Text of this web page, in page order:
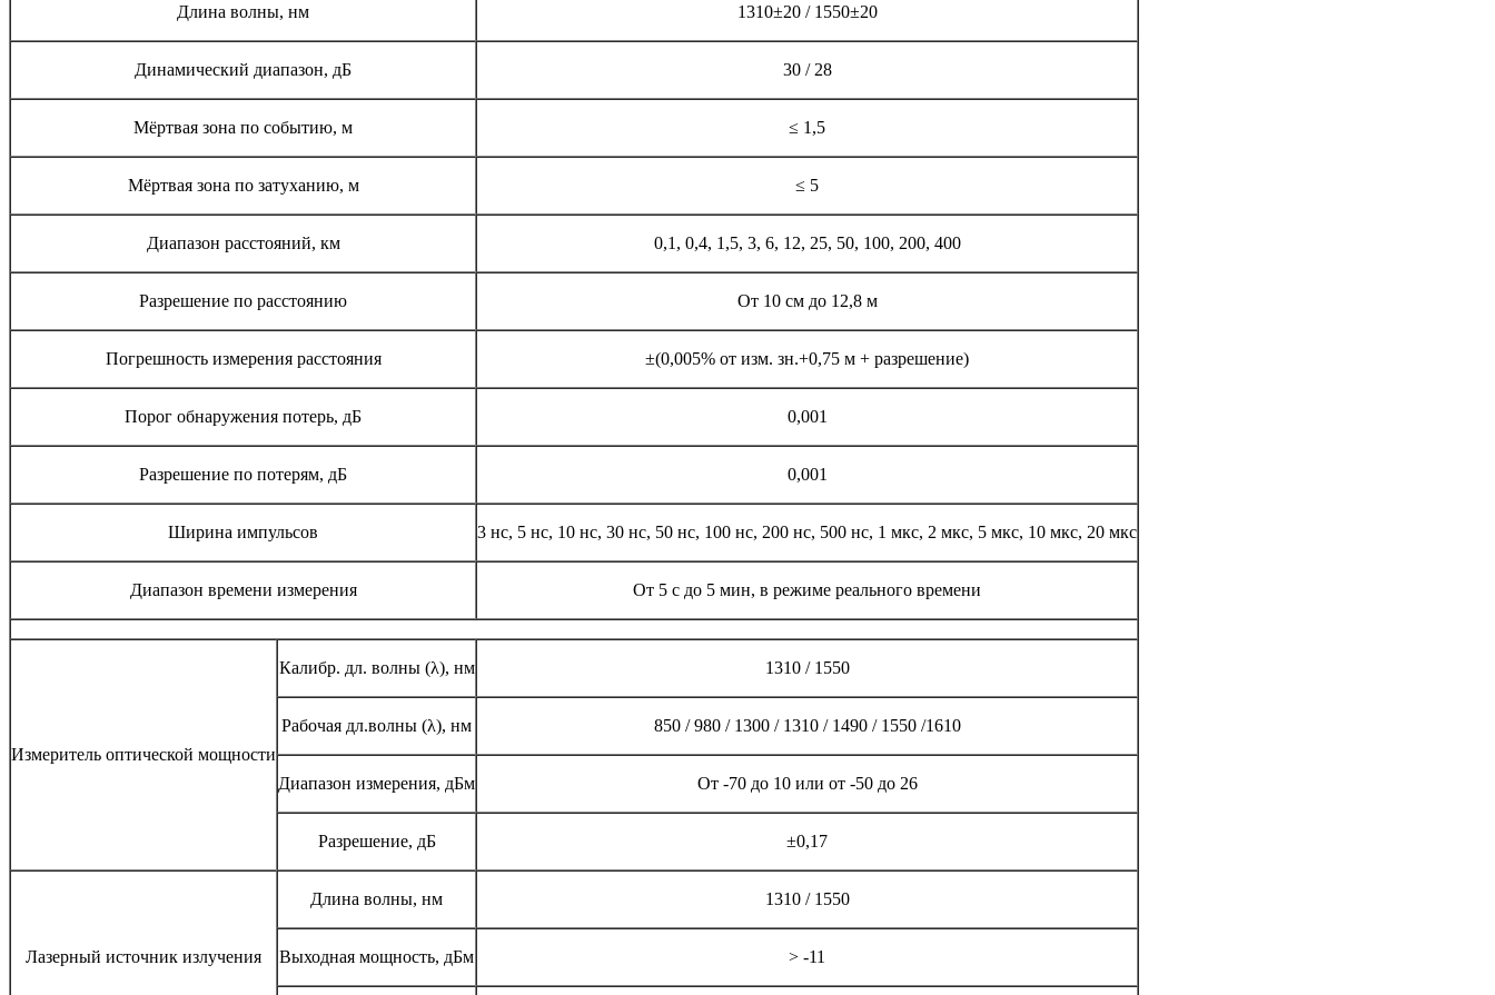
Длина волны, нм 1310±20 / 1550±20
Динамический диапазон, дБ 30 / 28
Мёртвая зона по событию, м ≤ 1,5
Мёртвая зона по затуханию, м ≤ 5
Диапазон расстояний, км 0,1, 0,4, 1,5, 3, 6, 12, 25, 50, 100, 200, 400
Разрешение по расстоянию От 10 см до 12,8 м
Погрешность измерения расстояния ±(0,005% от изм. зн.+0,75 м + разрешение)
Порог обнаружения потерь, дБ 0,001
Разрешение по потерям, дБ 0,001
Ширина импульсов 3 нс, 5 нс, 10 нс, 30 нс, 50 нс, 100 нс, 200 нс, 500 нс, 1 мкс, 2 мкс, 5 мкс, 10 мкс, 20 мкс
Диапазон времени измерения От 5 с до 5 мин, в режиме реального времени
Измеритель оптической мощности
Калибр. дл. волны (λ), нм 1310 / 1550
Рабочая дл.волны (λ), нм 850 / 980 / 1300 / 1310 / 1490 / 1550 /1610
Диапазон измерения, дБм От -70 до 10 или от -50 до 26
Разрешение, дБ ±0,17
Лазерный источник излучения
Длина волны, нм 1310 / 1550
Выходная мощность, дБм > -11